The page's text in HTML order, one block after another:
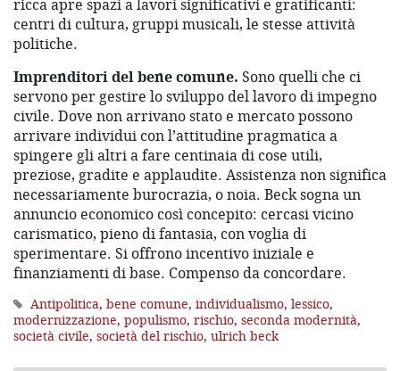
ricca apre spazi a lavori significativi e gratificanti:
centri di cultura, gruppi musicali, le stesse attività
politiche.
Imprenditori del bene comune. Sono quelli che ci
servono per gestire lo sviluppo del lavoro di impegno
civile. Dove non arrivano stato e mercato possono
arrivare individui con l’attitudine pragmatica a
spingere gli altri a fare centinaia di cose utili,
preziose, gradite e applaudite. Assistenza non significa
necessariamente burocrazia, o noia. Beck sogna un
annuncio economico così concepito: cercasi vicino
carismatico, pieno di fantasia, con voglia di
sperimentare. Si offrono incentivo iniziale e
finanziamenti di base. Compenso da concordare.
Antipolitica, bene comune, individualismo, lessico,
modernizzazione, populismo, rischio, seconda modernità,
società civile, società del rischio, ulrich beck